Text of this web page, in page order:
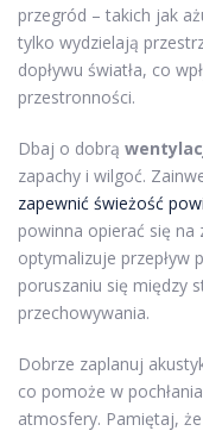
przegród – takich jak
tylko wydzielają
dopływu światła, co
przestronności.
Dbaj o dobrą
zapachy i wilgoć.
zapewnić świeżość
powinna opierać się
optymalizuje przepływ
poruszaniu się między
przechowywania.
Dobrze zaplanuj
co pomoże w
atmosfery. Pamiętaj,